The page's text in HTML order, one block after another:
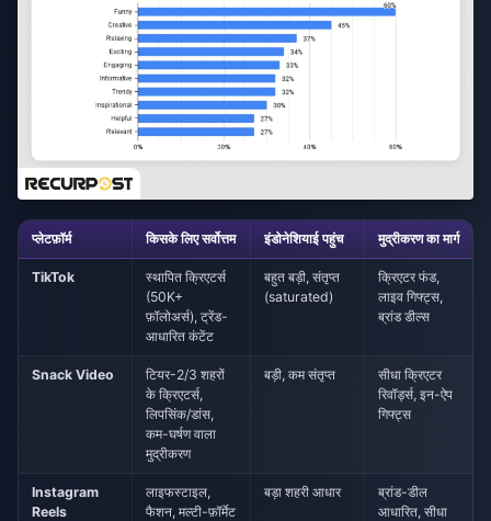
प्लेटफ़ॉर्म किसके लिए सर्वोत्तम इंडोनेशियाई पहुंच मुद्रीकरण का मार्ग
TikTok
स्थापित क्रिएटर्स
(50K+
फ़ॉलोअर्स), ट्रेंड-
आधारित कंटेंट
बहुत बड़ी, संतृप्त
(saturated)
क्रिएटर फंड,
लाइव गिफ्ट्स,
ब्रांड डील्स
Snack Video
टियर-2/3 शहरों
के क्रिएटर्स,
लिपसिंक/डांस,
कम-घर्षण वाला
मुद्रीकरण
बड़ी, कम संतृप्त
सीधा क्रिएटर
रिवॉर्ड्स, इन-ऐप
गिफ्ट्स
Instagram
Reels
लाइफस्टाइल,
फैशन, मल्टी-फ़ॉर्मेट
बड़ा शहरी आधार
ब्रांड-डील
आधारित, सीधा